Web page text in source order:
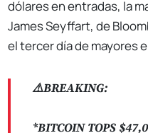
dólares en entradas, la
James Seyffart, de
el tercer día de mayores
⚠️BREAKING:
*BITCOIN TOPS